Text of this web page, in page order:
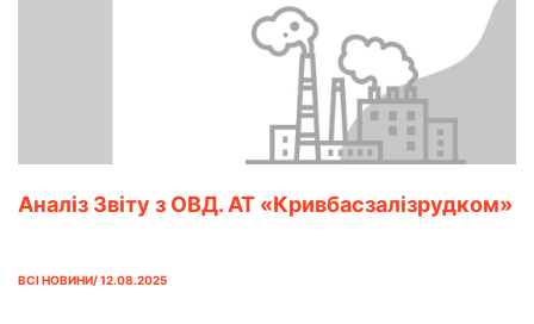
Аналіз Звіту з ОВД. АТ «Кривбасзалізрудком»
ВСІ НОВИНИ/ 12.08.2025